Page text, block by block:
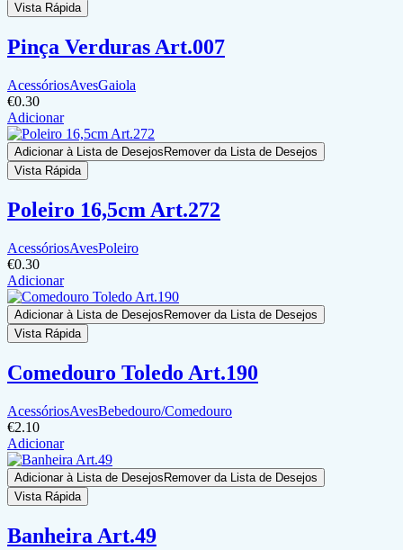
Vista Rápida
Pinça Verduras Art.007
AcessóriosAvesGaiola
€0.30
Adicionar
Adicionar à Lista de Desejos Remover da Lista de Desejos
Vista Rápida
Poleiro 16,5cm Art.272
AcessóriosAvesPoleiro
€0.30
Adicionar
Adicionar à Lista de Desejos Remover da Lista de Desejos
Vista Rápida
Comedouro Toledo Art.190
AcessóriosAvesBebedouro/Comedouro
€2.10
Adicionar
Adicionar à Lista de DesejosRemover da Lista de Desejos
Vista Rápida
Banheira Art.49